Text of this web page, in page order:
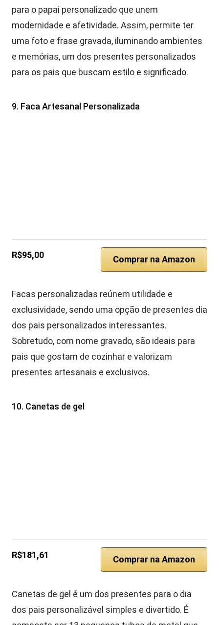
para o papai personalizado que unem
modernidade e afetividade. Assim, permite ter
uma foto e frase gravada, iluminando ambientes
e memórias, um dos presentes personalizados
para os pais que buscam estilo e significado.
9. Faca Artesanal Personalizada
R$95,00 Comprar na Amazon
Facas personalizadas reúnem utilidade e
exclusividade, sendo uma opção de presentes dia
dos pais personalizados interessantes.
Sobretudo, com nome gravado, são ideais para
pais que gostam de cozinhar e valorizam
presentes artesanais e exclusivos.
10. Canetas de gel
R$181,61 Comprar na Amazon
Canetas de gel é um dos presentes para o dia
dos pais personalizável simples e divertido. É